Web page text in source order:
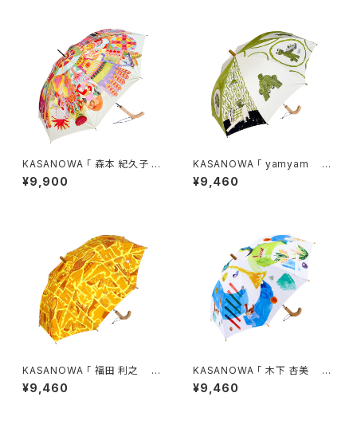
KASANOWA 「 森本 紀久子 デ
ザイン " Wind " 」
¥9,900
KASANOWA 「 yamyam デ
ザイン " 3びきのくま " 」 Ki
ds傘
¥9,460
KASANOWA 「 福田 利之 デ
ザイン " どうぶつ会議 " 」 Ki
ds傘
¥9,460
KASANOWA 「 木下 杏美 デ
ザイン " ハーメルンの笛吹き "
」 Kids傘
¥9,460